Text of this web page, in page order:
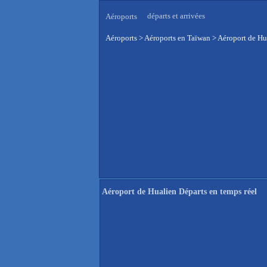
Aéroports départs et arrivées
Aéroports >Aéroports en Taïwan >Aéroport de
Aéroport de Hualien Départs en temps réel